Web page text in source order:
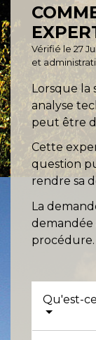
Vérifié le 27
et
Lorsque
analyse
peut être
Cette
question
rendre sa
La
demandée
procédure.
Qu'est-